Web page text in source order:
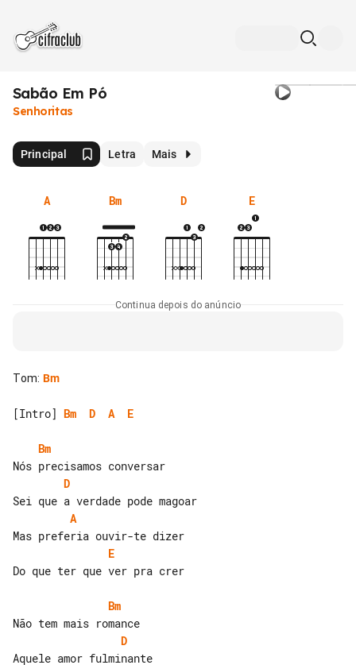
Sabão Em Pó
Senhoritas
Principal Letra Mais
A Bm D E
Continua depois do anúncio
Tom: Bm
[Intro] Bm D A E
Bm
D
A
E
Do que ter que ver pra crer
Bm
D